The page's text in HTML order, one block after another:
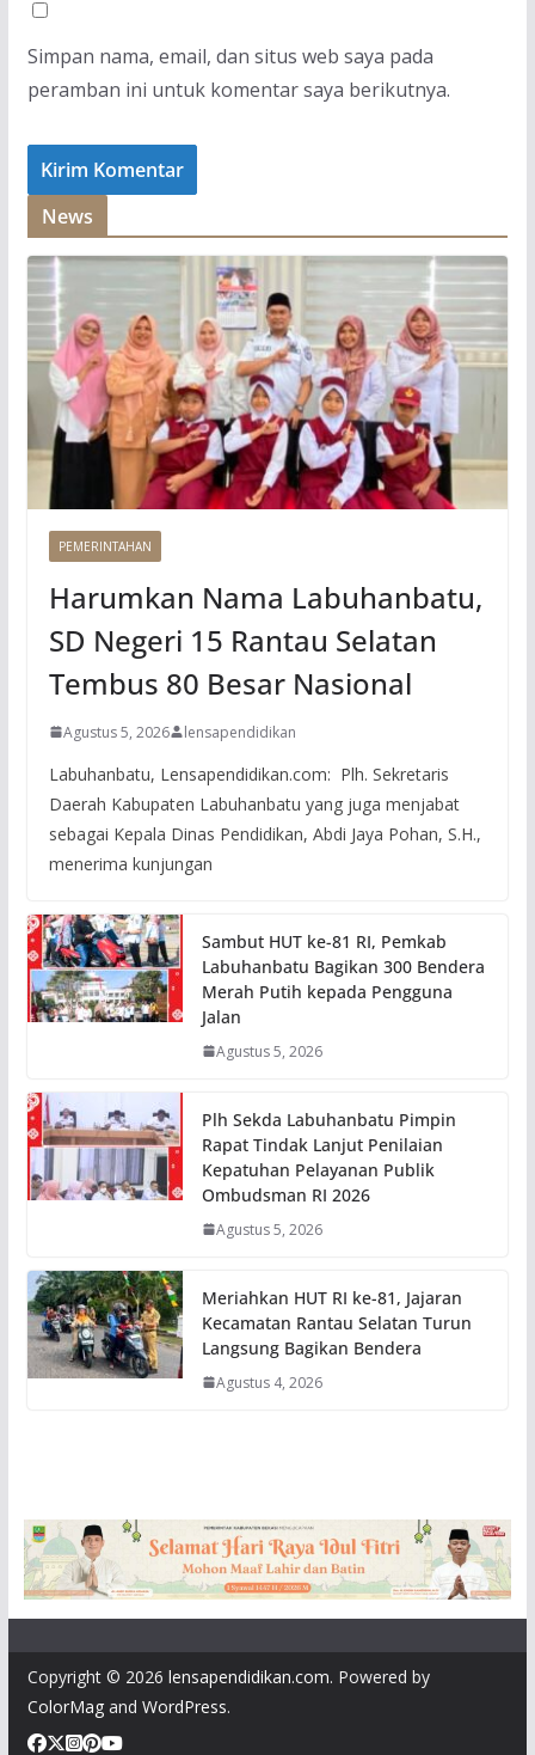
Simpan nama, email, dan situs web saya pada
peramban ini untuk komentar saya berikutnya.
News
PEMERINTAHAN
Harumkan Nama Labuhanbatu,
SD Negeri 15 Rantau Selatan
Tembus 80 Besar Nasional
Agustus 5, 2026 lensapendidikan
Labuhanbatu, Lensapendidikan.com: Plh. Sekretaris
Daerah Kabupaten Labuhanbatu yang juga menjabat
sebagai Kepala Dinas Pendidikan, Abdi Jaya Pohan, S.H.,
menerima kunjungan
Sambut HUT ke-81 RI, Pemkab
Labuhanbatu Bagikan 300 Bendera
Merah Putih kepada Pengguna
Jalan
Agustus 5, 2026
Plh Sekda Labuhanbatu Pimpin
Rapat Tindak Lanjut Penilaian
Kepatuhan Pelayanan Publik
Ombudsman RI 2026
Agustus 5, 2026
Meriahkan HUT RI ke-81, Jajaran
Kecamatan Rantau Selatan Turun
Langsung Bagikan Bendera
Agustus 4, 2026
Copyright © 2026 lensapendidikan.com. Powered by
ColorMagand WordPress.